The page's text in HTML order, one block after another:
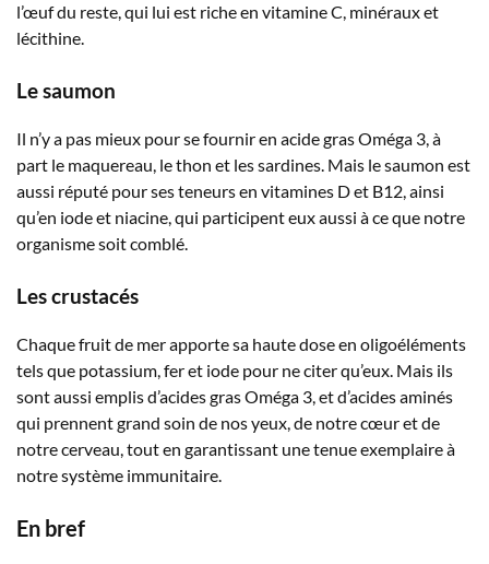
l’œuf du reste, qui lui est riche en vitamine C, minéraux et
lécithine.
Le saumon
Il n’y a pas mieux pour se fournir en acide gras Oméga 3, à
part le maquereau, le thon et les sardines. Mais le saumon est
aussi réputé pour ses teneurs en vitamines D et B12, ainsi
qu’en iode et niacine, qui participent eux aussi à ce que notre
organisme soit comblé.
Les crustacés
Chaque fruit de mer apporte sa haute dose en oligoéléments
tels que potassium, fer et iode pour ne citer qu’eux. Mais ils
sont aussi emplis d’acides gras Oméga 3, et d’acides aminés
qui prennent grand soin de nos yeux, de notre cœur et de
notre cerveau, tout en garantissant une tenue exemplaire à
notre système immunitaire.
En bref